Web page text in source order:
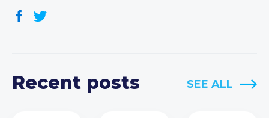
Recent posts SEE ALL